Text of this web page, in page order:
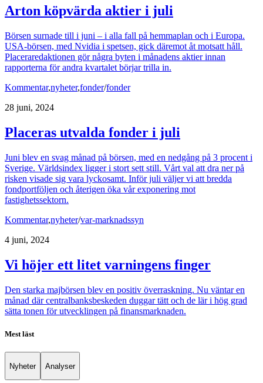
Arton köpvärda aktier i juli
Börsen surnade till i juni – i alla fall på hemmaplan och i Europa.
USA-börsen, med Nvidia i spetsen, gick däremot åt motsatt håll.
Placeraredaktionen gör några byten i månadens aktier innan
rapporterna för andra kvartalet börjar trilla in.
Kommentar,nyheter,fonder/fonder
28 juni, 2024
Placeras utvalda fonder i juli
Juni blev en svag månad på börsen, med en nedgång på 3 procent i
Sverige. Världsindex ligger i stort sett still. Vårt val att dra ner på
risken visade sig vara lyckosamt. Inför juli väljer vi att bredda
fondportföljen och återigen öka vår exponering mot
fastighetssektorn.
Kommentar,nyheter/var-marknadssyn
4 juni, 2024
Vi höjer ett litet varningens finger
Den starka majbörsen blev en positiv överraskning. Nu väntar en
månad där centralbanksbeskeden duggar tätt och de lär i hög grad
sätta tonen för utvecklingen på finansmarknaden.
Mest läst
Nyheter Analyser